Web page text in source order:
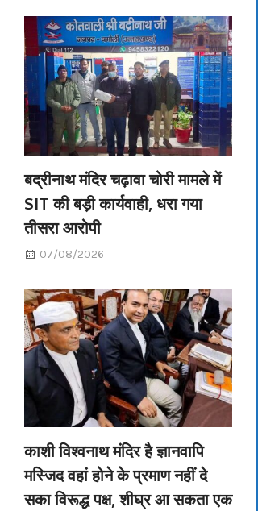
बद्रीनाथ मंदिर चढ़ावा चोरी मामले में
SIT की बड़ी कार्यवाही, धरा गया
तीसरा आरोपी
07/08/2026
काशी विश्वनाथ मंदिर है ज्ञानवापि
मस्जिद वहां होने के प्रमाण नहीं दे
सका विरूद्ध पक्ष, शीघ्र आ सकता एक